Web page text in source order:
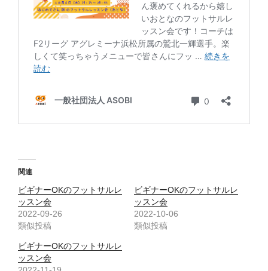
関連
ビギナーOKのフットサルレ
ッスン会
2022-09-26
類似投稿
ビギナーOKのフットサルレ
ッスン会
2022-10-06
類似投稿
ビギナーOKのフットサルレ
ッスン会